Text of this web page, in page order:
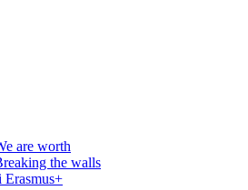
are worth
the walls
Erasmus+